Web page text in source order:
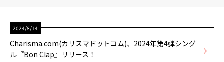
お問い合わせ
デモテープ
2024/8/14
Charisma.com(カリスマドットコム)、2024年第4弾シング
ル『Bon Clap』リリース！